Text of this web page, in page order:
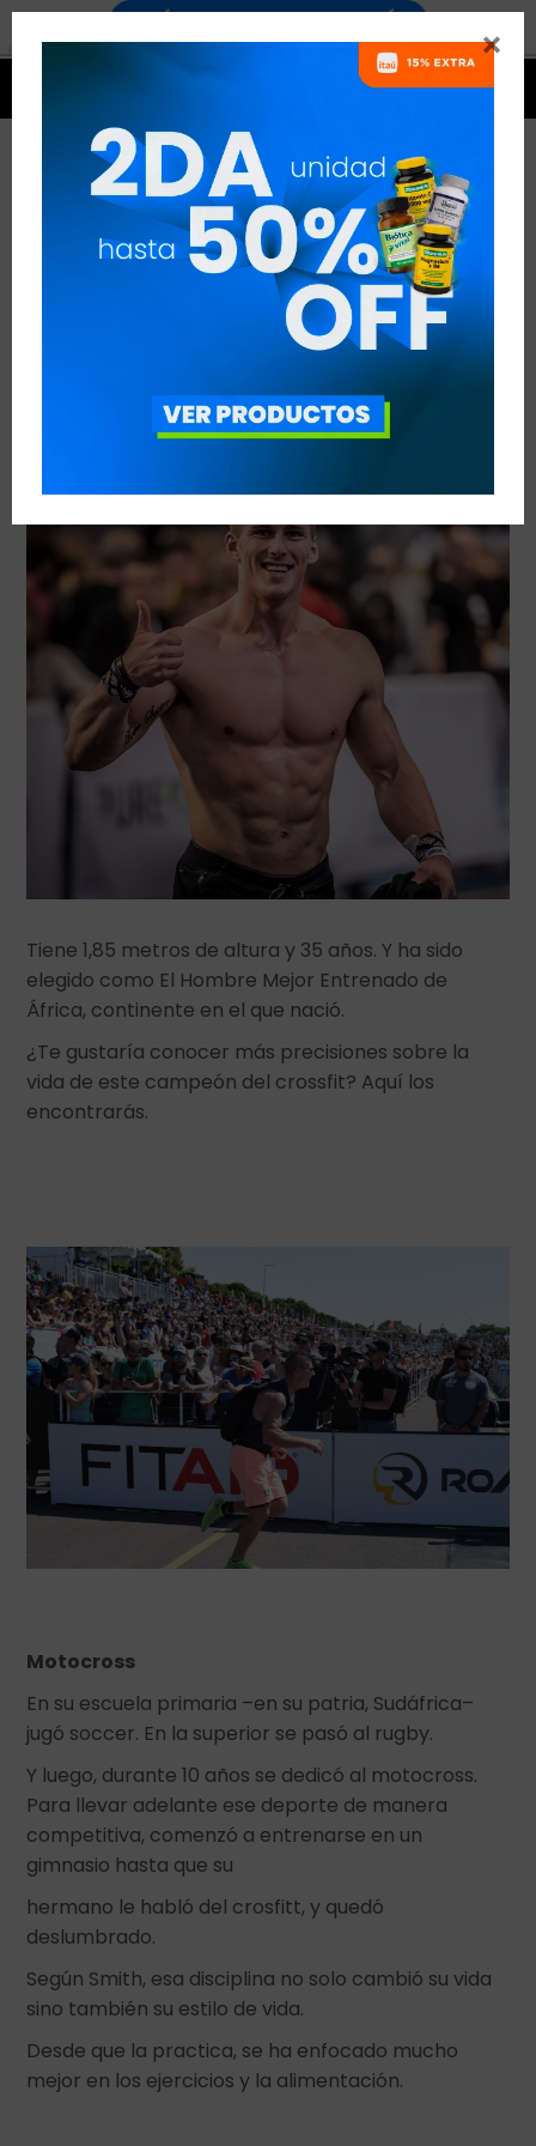

JASON SMITH Y EL CROSSFIT EN ÁFRICA
VER TODAS LAS ENTRADAS
Otros temas de interés
Tiene 1,85 metros de altura y 35 años. Y ha sido
elegido como El Hombre Mejor Entrenado de
África, continente en el que nació.
¿Te gustaría conocer más precisiones sobre la
vida de este campeón del crossfit? Aquí los
encontrarás.
Motocross
En su escuela primaria –en su patria, Sudáfrica–
jugó soccer. En la superior se pasó al rugby.
Y luego, durante 10 años se dedicó al motocross.
Para llevar adelante ese deporte de manera
competitiva, comenzó a entrenarse en un
gimnasio hasta que su
hermano le habló del crosfitt, y quedó
deslumbrado.
Según Smith, esa disciplina no solo cambió su vida
sino también su estilo de vida.
Desde que la practica, se ha enfocado mucho
mejor en los ejercicios y la alimentación.